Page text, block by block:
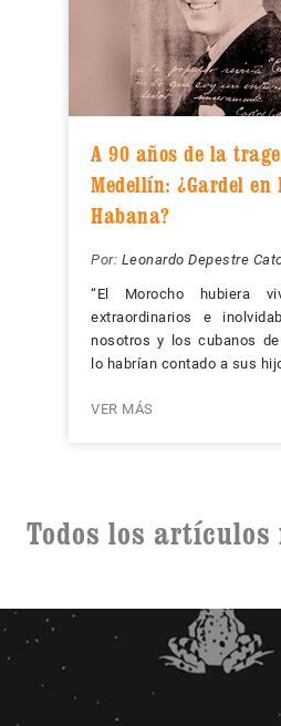
A 90 años de la
Medellín: ¿Gardel en
Habana?
Por: Leonardo Depestre
“El Morocho hubiera
extraordinarios e
nosotros y los cubanos
lo habrían contado a sus
VER MÁS
Todos los artículos